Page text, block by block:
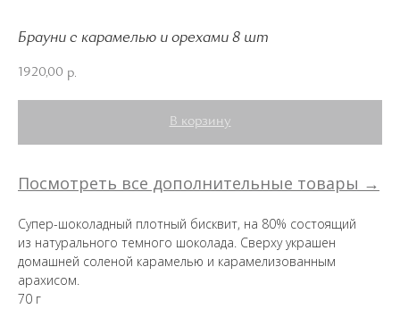
Брауни с карамелью и орехами 8 шт
1920,00 р.
В корзину
Посмотреть все дополнительные товары →
Супер-шоколадный плотный бисквит, на 80% состоящий
из натурального темного шоколада. Сверху украшен
домашней соленой карамелью и карамелизованным
арахисом.
70 г